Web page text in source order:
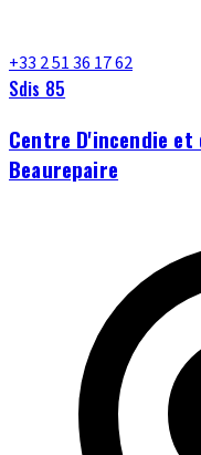
+33 2 51 36 17 62
Sdis 85
Centre D'incendie
Beaurepaire